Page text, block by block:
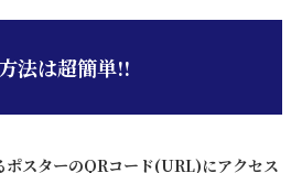
法は超簡単!!
ポスターのQRコード(URL)にアクセス